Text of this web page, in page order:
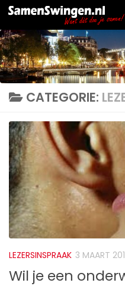
Doorgaan naar
CATEGORIE:
LEZERSINSPRAAK 3 MAART
Wil je een